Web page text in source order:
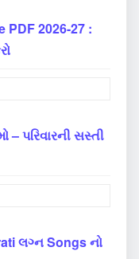
PDF 2026-27 :
– પરિવારની સસ્તી
લગ્ન Songs નો